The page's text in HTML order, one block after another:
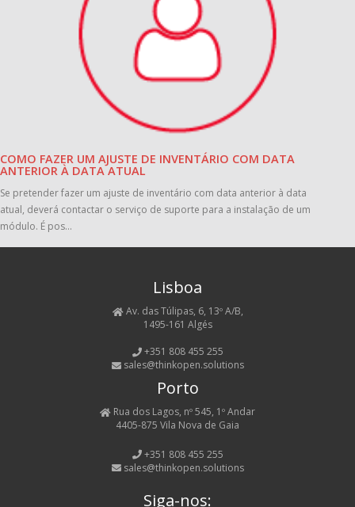
COMO FAZER UM AJUSTE DE INVENTÁRIO COM DATA
ANTERIOR À DATA ATUAL
Se pretender fazer um ajuste de inventário com data anterior à data
atual, deverá contactar o serviço de suporte para a instalação de um
módulo. É pos...
Lisboa
Av. das Túlipas, 6, 13º A/B,
1495-161 Algés
+351 808 455 255
sales@thinkopen.solutions
Porto
Rua dos Lagos, nº 545, 1º Andar
4405-875 Vila Nova de Gaia
+351 808 455 255
sales@thinkopen.solutions
Siga-nos: